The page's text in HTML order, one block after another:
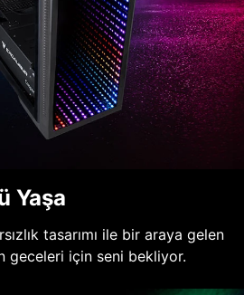
Yaşa
tasarımı ile bir araya gelen
geceleri için seni bekliyor.